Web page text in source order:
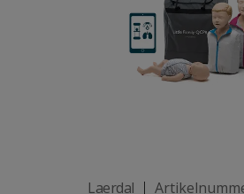
Laerdal |